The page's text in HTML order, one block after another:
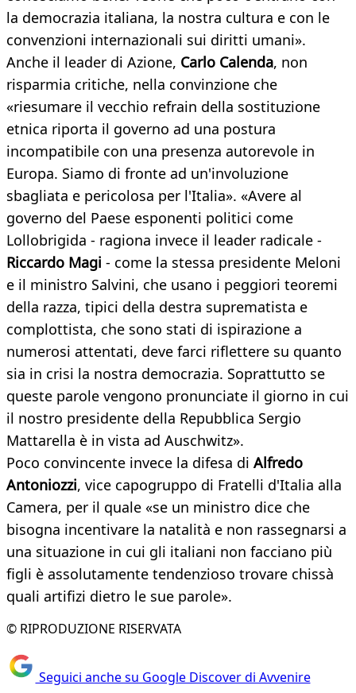
la democrazia italiana, la nostra cultura e con le
convenzioni internazionali sui diritti umani».
Anche il leader di Azione, Carlo Calenda, non
risparmia critiche, nella convinzione che
«riesumare il vecchio refrain della sostituzione
etnica riporta il governo ad una postura
incompatibile con una presenza autorevole in
Europa. Siamo di fronte ad un'involuzione
sbagliata e pericolosa per l'Italia». «Avere al
governo del Paese esponenti politici come
Lollobrigida - ragiona invece il leader radicale -
Riccardo Magi - come la stessa presidente Meloni
e il ministro Salvini, che usano i peggiori teoremi
della razza, tipici della destra suprematista e
complottista, che sono stati di ispirazione a
numerosi attentati, deve farci riflettere su quanto
sia in crisi la nostra democrazia. Soprattutto se
queste parole vengono pronunciate il giorno in cui
il nostro presidente della Repubblica Sergio
Mattarella è in vista ad Auschwitz».
Poco convincente invece la difesa di Alfredo
Antoniozzi, vice capogruppo di Fratelli d'Italia alla
Camera, per il quale «se un ministro dice che
bisogna incentivare la natalità e non rassegnarsi a
una situazione in cui gli italiani non facciano più
figli è assolutamente tendenzioso trovare chissà
quali artifizi dietro le sue parole».
© RIPRODUZIONE RISERVATA
Seguici anche su Google Discover di Avvenire